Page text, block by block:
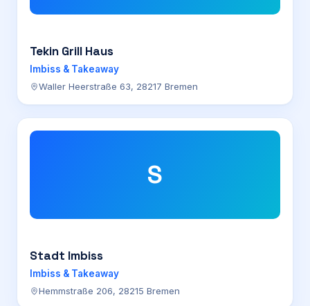
Tekin Grill Haus
Imbiss & Takeaway
Waller Heerstraße 63, 28217 Bremen
S
Stadt Imbiss
Imbiss & Takeaway
Hemmstraße 206, 28215 Bremen